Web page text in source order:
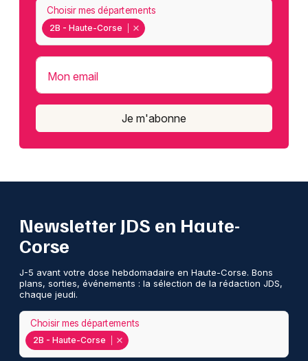
2B - Haute-Corse
Choisir mes départements
Mon email
Je m'abonne
Newsletter JDS en Haute-
Corse
J-5 avant votre dose hebdomadaire en Haute-Corse. Bons
plans, sorties, événements : la sélection de la rédaction JDS,
chaque jeudi.
2B - Haute-Corse
Choisir mes départements